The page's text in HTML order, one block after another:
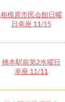
相模原市民会館日曜
日幸座 11/15
橋本駅前第2水曜日
幸座 11/11